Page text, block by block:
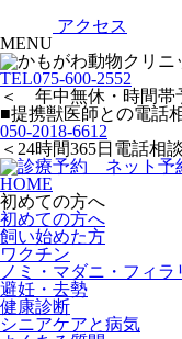
アクセス
MENU
TEL075-600-2552
＜ 年中無休・時間
■提携獣医師との電話
050-2018-6612
＜24時間365日電話相
HOME
初めての方へ
初めての方へ
飼い始めた方
ワクチン
ノミ・マダニ・フィラ
避妊・去勢
健康診断
シニアケアと病気